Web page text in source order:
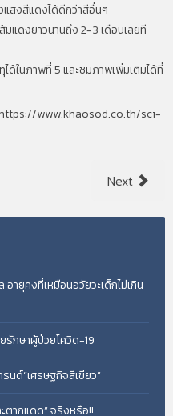
แสงสีแดงได้ดีกว่าสีอื่นๆ
แดงยาวนานถึง 2-3 เดือนเลยที
ด้ในภาพที่ 5 และชมภาพเพิ่มเติมได้ที่
www.khaosod.co.th/sci-
Next
ายุคงที่เหมือนอวัยวะเด็กไม่เกิน
ยรักษาผู้ป่วยโควิด-19
ด์“เศรษฐกิจสีเขียว”
ตากแดด” จริงหรือ!!